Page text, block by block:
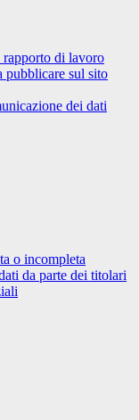
di lavoro
pubblicare sul sito
dei dati
o incompleta
da parte dei titolari